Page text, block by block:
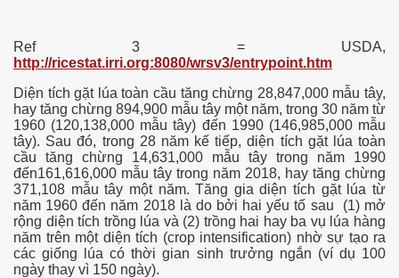
Ref 3 = USDA,
http://ricestat.irri.org:8080/wrsv3/entrypoint.htm
Diện tích gặt lúa toàn cầu tăng chừng 28,847,000 mẫu tây,
hay tăng chừng 894,900 mẫu tây một năm, trong 30 năm từ
1960 (120,138,000 mẫu tây) đến 1990 (146,985,000 mẫu
tây). Sau đó, trong 28 năm kế tiếp, diện tích gặt lúa toàn
cầu tăng chừng 14,631,000 mẫu tây trong năm 1990
đến161,616,000 mẫu tây trong năm 2018, hay tăng chừng
371,108 mẫu tây một năm. Tăng gia diện tích gặt lúa từ
năm 1960 đến năm 2018 là do bởi hai yếu tố sau (1) mở
rộng diện tích trồng lúa và (2) trồng hai hay ba vụ lúa hàng
năm trên một diện tích (crop intensification) nhờ sự tạo ra
các giống lúa có thời gian sinh trưởng ngắn (ví dụ 100
ngày thay vì 150 ngày).
P2